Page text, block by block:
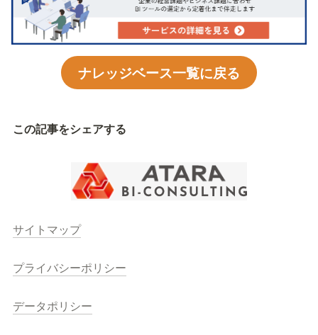
ナレッジベース一覧に戻る
この記事をシェアする
サイトマップ
プライバシーポリシー
データポリシー